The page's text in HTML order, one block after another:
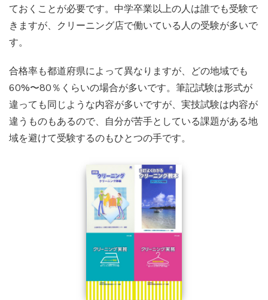
ておくことが必要です。中学卒業以上の人は誰でも受験で
きますが、クリーニング店で働いている人の受験が多いで
す。
合格率も都道府県によって異なりますが、どの地域でも
60%〜80％くらいの場合が多いです。筆記試験は形式が
違っても同じような内容が多いですが、実技試験は内容が
違うものもあるので、自分が苦手としている課題がある地
域を避けて受験するのもひとつの手です。